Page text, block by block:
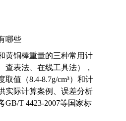
哪些
黄铜棒重量的三种常用计
查表法、在线工具法），
值（8.4-8.7g/cm³）和计
实际计算案例、误差分析
GB/T 4423-2007等国家标